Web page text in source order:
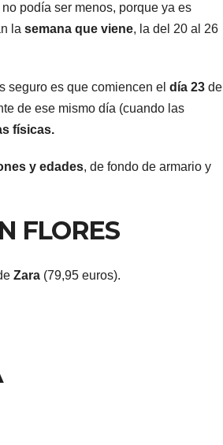
podía ser menos, porque ya es
la semana que viene, la del 20 al 26
seguro es que comiencen el día 23 de
de ese mismo día (cuando las
físicas.
y edades, de fondo de armario y
FLORES
Zara (79,95 euros).